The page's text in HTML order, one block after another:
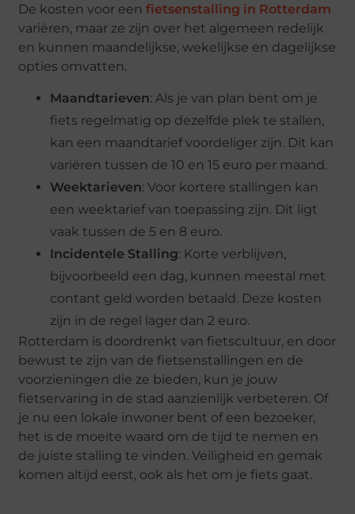
De kosten voor eenfietsenstalling in Rotterdam
variëren, maar ze zijn over het algemeen redelijk
en kunnen maandelijkse, wekelijkse en dagelijkse
opties omvatten.
Maandtarieven: Als je van plan bent om je
fiets regelmatig op dezelfde plek te stallen,
kan een maandtarief voordeliger zijn. Dit kan
variëren tussen de 10 en 15 euro per maand.
Weektarieven: Voor kortere stallingen kan
een weektarief van toepassing zijn. Dit ligt
vaak tussen de 5 en 8 euro.
Incidentele Stalling: Korte verblijven,
bijvoorbeeld een dag, kunnen meestal met
contant geld worden betaald. Deze kosten
zijn in de regel lager dan 2 euro.
Rotterdam is doordrenkt van fietscultuur, en door
bewust te zijn van de fietsenstallingen en de
voorzieningen die ze bieden, kun je jouw
fietservaring in de stad aanzienlijk verbeteren. Of
je nu een lokale inwoner bent of een bezoeker,
het is de moeite waard om de tijd te nemen en
de juiste stalling te vinden. Veiligheid en gemak
komen altijd eerst, ook als het om je fiets gaat.